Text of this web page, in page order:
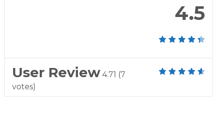
4.5
User Review 4.71 (7
votes)